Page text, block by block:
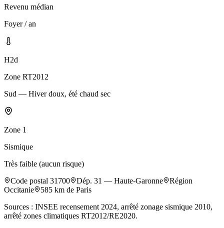
Revenu médian
Foyer / an
H2d
Zone RT2012
Sud — Hiver doux, été chaud sec
Zone 1
Sismique
Très faible (aucun risque)
Code postal 31700 Dép. 31 — Haute-Garonne
Région
Occitanie
585 km de Paris
Sources : INSEE recensement 2024, arrêté zonage sismique 2010,
arrêté zones climatiques RT2012/RE2020.